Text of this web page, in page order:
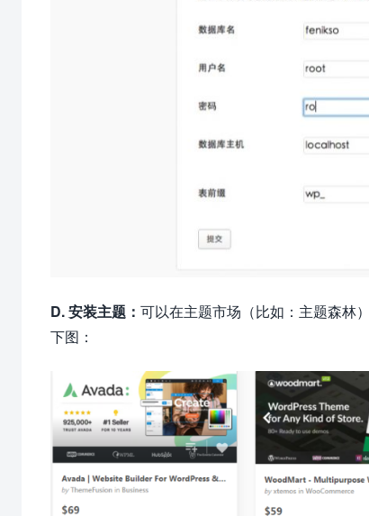
D. 安装主题： 可以在主题市场（比如：主题森林
下图：